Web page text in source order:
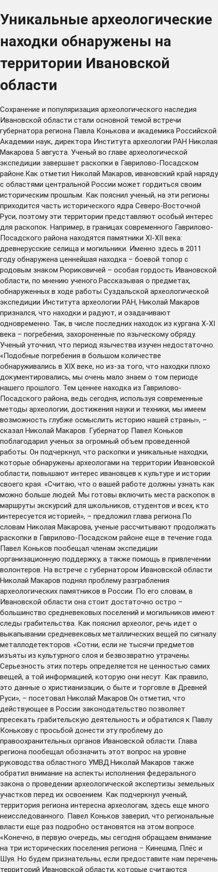
Уникальные археологические
находки обнаружены на
территории Ивановской
области
Сохранение и популяризация археологического наследия
Ивановской области стали основной темой встречи
губернатора региона Павла Конькова и академика Российской
Академии наук, директора Института археологии РАН Николая
Макарова 5 августа. Ученый во главе археологической
экспедиции завершает раскопки в Гаврилово-Посадском
районе.Как отметил Николай Макаров, ивановский край наряду
с областями центральной России может гордиться своим
историческим прошлым. Как пояснил ученый, на эти регионы
приходится часть исторического ядра Северо-Восточной
Руси, поэтому эти территории представляют особый интерес
для раскопок. Например, в границах современного Гаврилово-
Посадского района находятся памятники XI-XII века:
древнерусские селища и могильники. Именно здесь в 2011
году обнаружена ценнейшая находка – боевой топор с
родовым знаком Рюриковичей – особая гордость Ивановской
области, по мнению ученого.Рассказывая о предметах,
обнаруженных в ходе работы Суздальской археологической
экспедиции Института археологии РАН, Николай Макаров
признался, что находки и радуют, и озадачивают
одновременно. Так, в числе последних находок из кургана X-XI
века – погребения, захороненные по языческому обряду.
Ученый уточнил, что период язычества изучен недостаточно.
«Подобные погребения в большом количестве
обнаруживались в XIX веке, но из-за того, что находки плохо
документировались, мы очень мало знаем о том периоде
нашего прошлого. Тем ценнее находка из Гаврилово-
Посадского района, ведь сегодня, используя современные
методы археологии, достижения науки и техники, мы имеем
возможность глубже осмыслить историю нашей страны», –
сказал Николай Макаров. Губернатор Павел Коньков
поблагодарил ученых за огромный объем проведенной
работы. Он подчеркнул, что раскопки и уникальные находки,
которые обнаружены археологами на территории Ивановской
области, повышают интерес ивановцев к культуре и истории
своего края. «Считаю, что о вашей работе должны узнать как
можно больше людей. Мы готовы включить места раскопок в
маршруты экскурсий для школьников, студентов и всех, кто
интересуется историей», – предложил глава региона.По
словам Николая Макарова, ученые рассчитывают продолжать
раскопки в Гаврилово-Посадском районе еще в течение года.
Павел Коньков пообещал членам экспедиции
организационную поддержку, а также помощь в привлечении
волонтеров. На встрече с губернатором Ивановской области
Николай Макаров поднял проблему разграбления
археологических памятников в России. По его словам, в
Ивановской области она стоит достаточно остро –
большинство средневековых поселений и могильников имеют
следы грабительства. Как пояснил археолог, речь идет о
выкапывании средневековых металлических вещей по сигналу
металлодетекторов. «Сотни, если не тысячи предметов
изъяты из культурного слоя и безвозвратно утрачены.
Серьезность этих потерь определяется не ценностью самих
вещей, а той информацией, которую они несут. Как правило,
это данные о христианизации, о быте и торговле в Древней
Руси», – посетовал Николай Макаров.Он отметил, что
действующее в России законодательство позволяет
пресекать грабительскую деятельность и обратился к Павлу
Конькову с просьбой донести эту проблему до
правоохранительных органов Ивановской области. Глава
региона пообещал обозначить этот вопрос на уровне
руководства областного УМВД.Николай Макаров также
обратил внимание на аспекты исполнения федерального
закона о проведении археологической экспертизы земельных
участков перед их освоением. Как подчеркнул ученый,
территория региона интересна археологам, здесь еще много
неисследованного. Павел Коньков заверил, что региональные
власти еще раз подробно остановятся на этом вопросе.
«Конечно, в первую очередь, мы сегодня обращаем внимание
на три исторических поселения региона – Кинешма, Плёс и
Шуя. Но будем признательны, если предоставите нам перечень
территорий Ивановской области, которые считаются